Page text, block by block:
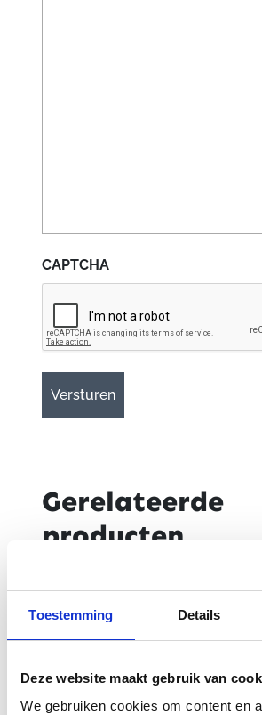
Toestemming Details
Deze website maakt gebruik van
We gebruiken cookies om content en
CAPTCHA
Gerelateerde
producten